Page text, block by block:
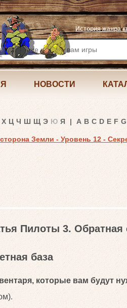
История жанра
НОВОСТИ
Х Ц Ч Ш Щ Э Ю Я | A B C D E F G
Земли - Уровень 12 -
Пилоты 3. Обратная
база
которые вам будут